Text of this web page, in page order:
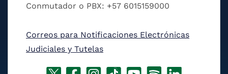
Conmutador o PBX: +57 6015159000
Correos para Notificaciones Electrónicas
Judiciales y Tutelas